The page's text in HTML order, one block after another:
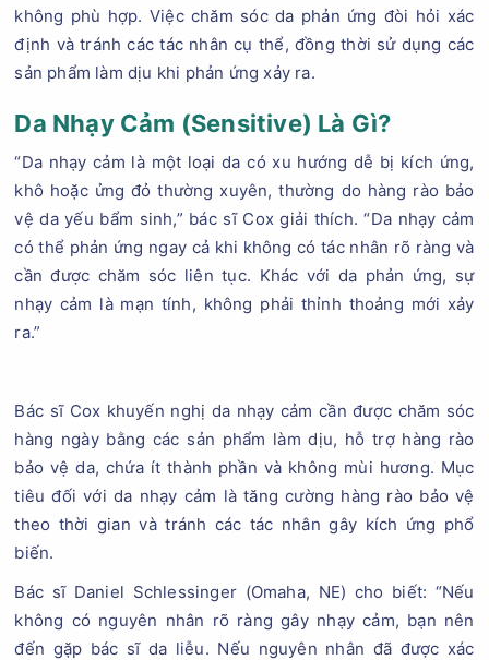
không phù hợp. Việc chăm sóc da phản ứng đòi hỏi xác
định và tránh các tác nhân cụ thể, đồng thời sử dụng các
sản phẩm làm dịu khi phản ứng xảy ra.
Da Nhạy Cảm (Sensitive) Là Gì?
“Da nhạy cảm là một loại da có xu hướng dễ bị kích ứng,
khô hoặc ửng đỏ thường xuyên, thường do hàng rào bảo
vệ da yếu bẩm sinh,” bác sĩ Cox giải thích. “Da nhạy cảm
có thể phản ứng ngay cả khi không có tác nhân rõ ràng và
cần được chăm sóc liên tục. Khác với da phản ứng, sự
nhạy cảm là mạn tính, không phải thỉnh thoảng mới xảy
ra.”
Bác sĩ Cox khuyến nghị da nhạy cảm cần được chăm sóc
hàng ngày bằng các sản phẩm làm dịu, hỗ trợ hàng rào
bảo vệ da, chứa ít thành phần và không mùi hương. Mục
tiêu đối với da nhạy cảm là tăng cường hàng rào bảo vệ
theo thời gian và tránh các tác nhân gây kích ứng phổ
biến.
Bác sĩ Daniel Schlessinger (Omaha, NE) cho biết: “Nếu
không có nguyên nhân rõ ràng gây nhạy cảm, bạn nên
đến gặp bác sĩ da liễu. Nếu nguyên nhân đã được xác